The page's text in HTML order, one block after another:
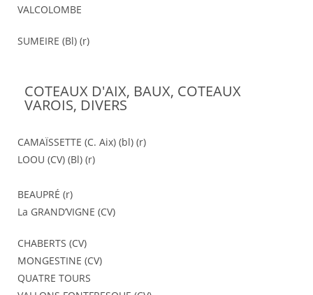
VALCOLOMBE
SUMEIRE (Bl) (r)
COTEAUX D'AIX, BAUX, COTEAUX
VAROIS, DIVERS
CAMAÏSSETTE (C. Aix) (bl) (r)
LOOU (CV) (Bl) (r)
BEAUPRÉ (r)
La GRAND’VIGNE (CV)
CHABERTS (CV)
MONGESTINE (CV)
QUATRE TOURS